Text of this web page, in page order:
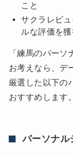
こと
サクラレビ
ルな評価を
「練馬のパー
お考えなら、デ
厳選した以下の
おすすめします。
パーソナル